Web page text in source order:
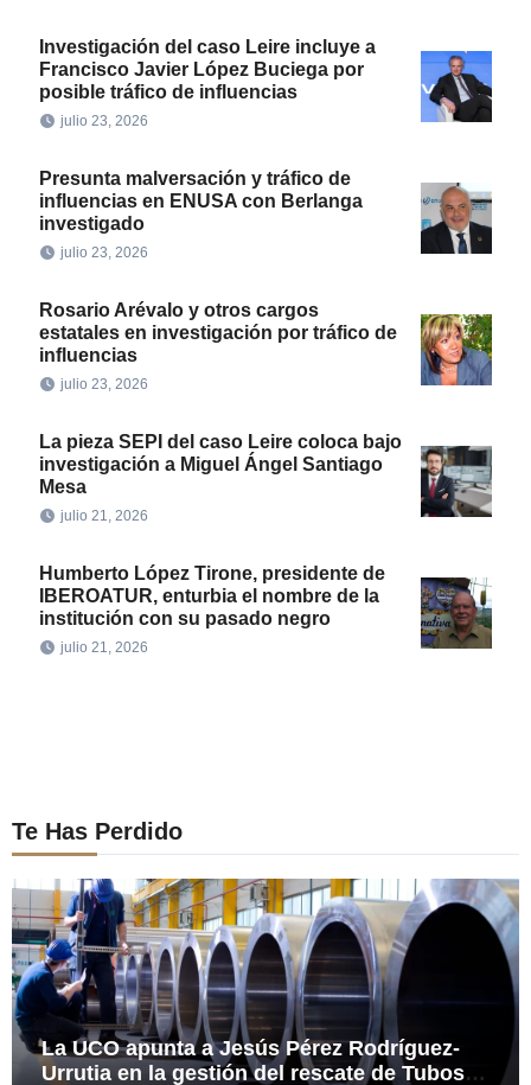
Investigación del caso Leire incluye a
Francisco Javier López Buciega por
posible tráfico de influencias
julio 23, 2026
Presunta malversación y tráfico de
influencias en ENUSA con Berlanga
investigado
julio 23, 2026
Rosario Arévalo y otros cargos
estatales en investigación por tráfico de
influencias
julio 23, 2026
La pieza SEPI del caso Leire coloca bajo
investigación a Miguel Ángel Santiago
Mesa
julio 21, 2026
Humberto López Tirone, presidente de
IBEROATUR, enturbia el nombre de la
institución con su pasado negro
julio 21, 2026
Te Has Perdido
La UCO apunta a Jesús Pérez Rodríguez-
Urrutia en la gestión del rescate de Tubos